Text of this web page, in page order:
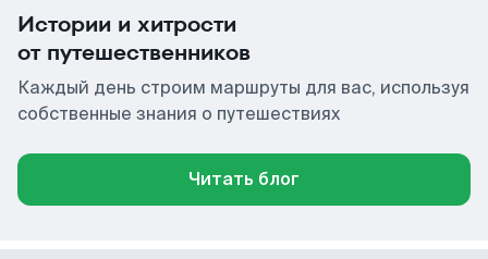
Истории и хитрости
от путешественников
Каждый день строим маршруты для вас, используя
собственные знания о путешествиях
Читать блог